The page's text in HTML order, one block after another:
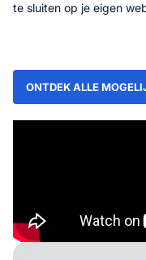
te sluiten op je eigen
ONTDEK ALLE